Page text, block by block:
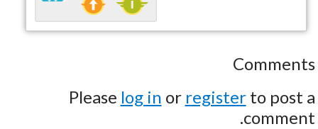
Comments
Please log in or registerto post a
comment.